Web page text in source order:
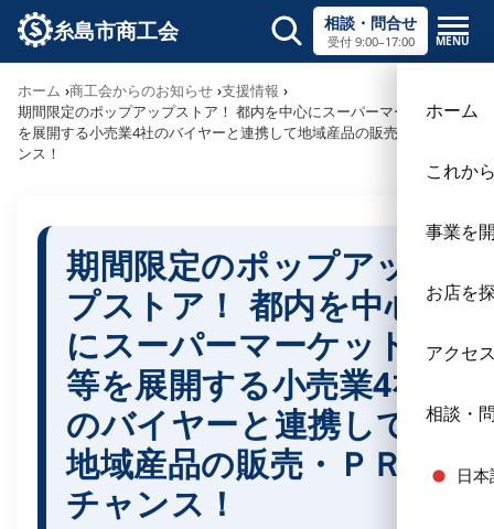
糸島市商工会 相談・問合せ
受付 9:00–17:00 MENU
サイト内検索
ホーム
これか
事業を
お店を
アクセ
相談・
日
ホーム 商工会からのお知らせ 支援情報
期間限定のポップアップストア！ 都内を中心にスーパーマーケット等
を展開する小売業4社のバイヤーと連携して地域産品の販売・ＰＲチャ
ンス！
期間限定のポップアッ
プストア！ 都内を中心
にスーパーマーケット
等を展開する小売業4社
のバイヤーと連携して
地域産品の販売・ＰＲ
チャンス！